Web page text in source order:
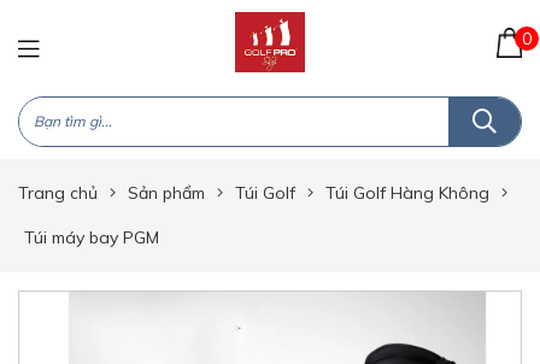
0
Trang chủ Sản phẩm Túi Golf Túi Golf Hàng Không
Túi máy bay PGM